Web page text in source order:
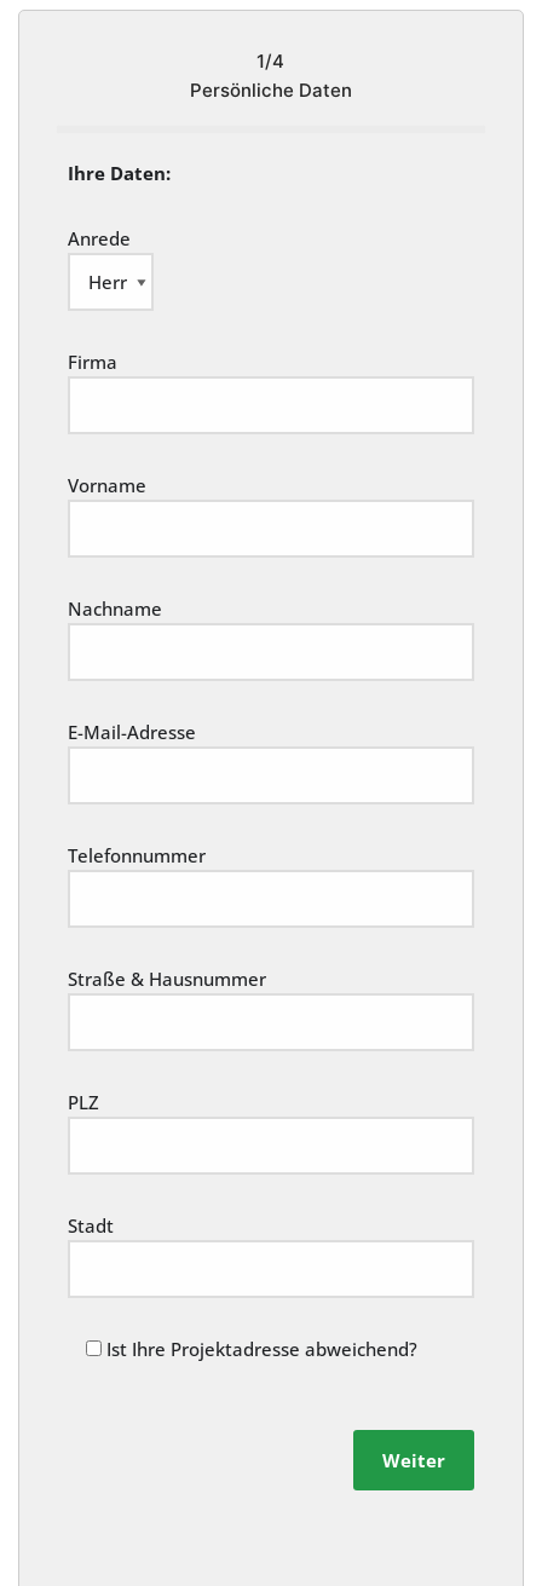
1/4
Persönliche Daten
Ihre Daten:
Anrede
Firma
Vorname
Nachname
E-Mail-Adresse
Telefonnummer
Straße & Hausnummer
PLZ
Stadt
Ist Ihre Projektadresse abweichend?
Weiter